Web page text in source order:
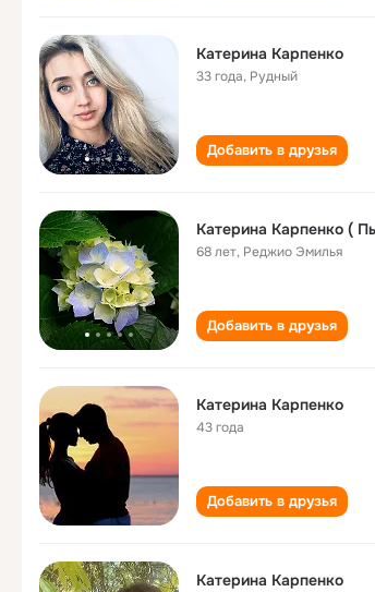
Катерина Карпенко
33 года, Рудный
Добавить в друзья
Катерина Карпенко (
68 лет, Реджио Эмилья
Добавить в друзья
Катерина Карпенко
43 года
Добавить в друзья
Катерина Карпенко